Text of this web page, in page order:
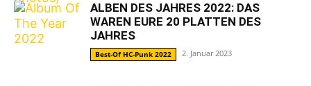
ALBEN DES JAHRES 2022: DAS
WAREN EURE 20 PLATTEN DES
JAHRES
Best-Of HC-Punk 2022 2. Januar 2023